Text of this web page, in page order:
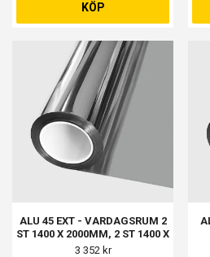
KÖP
ALU 45 EXT - VARDAGSRUM 2
ST 1400 X 2000MM, 2 ST 1400 X
1500MM
3 352 kr